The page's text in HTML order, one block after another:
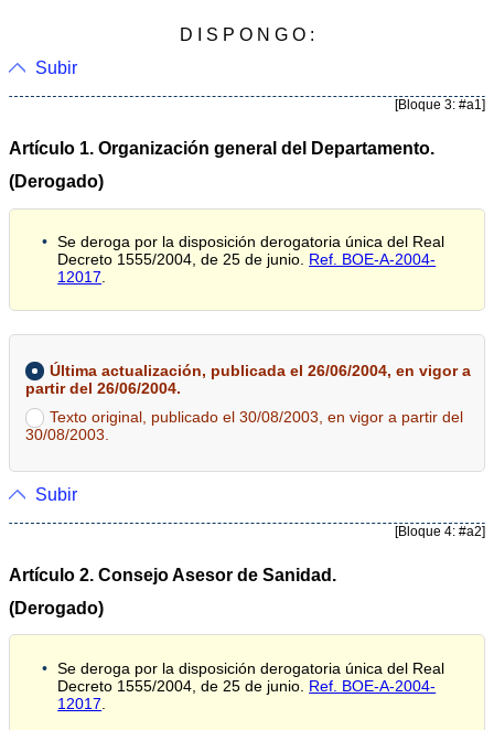
D I S P O N G O :
Subir
[Bloque 3: #a1]
Artículo 1. Organización general del Departamento.
(Derogado)
Se deroga por la disposición derogatoria única del Real
Decreto 1555/2004, de 25 de junio. Ref. BOE-A-2004-
12017
Última actualización, publicada el 26/06/2004, en vigor a
partir del 26/06/2004.
Texto original, publicado el 30/08/2003, en vigor a partir del
30/08/2003.
Subir
[Bloque 4: #a2]
Artículo 2. Consejo Asesor de Sanidad.
(Derogado)
Se deroga por la disposición derogatoria única del Real
Decreto 1555/2004, de 25 de junio. Ref. BOE-A-2004-
12017